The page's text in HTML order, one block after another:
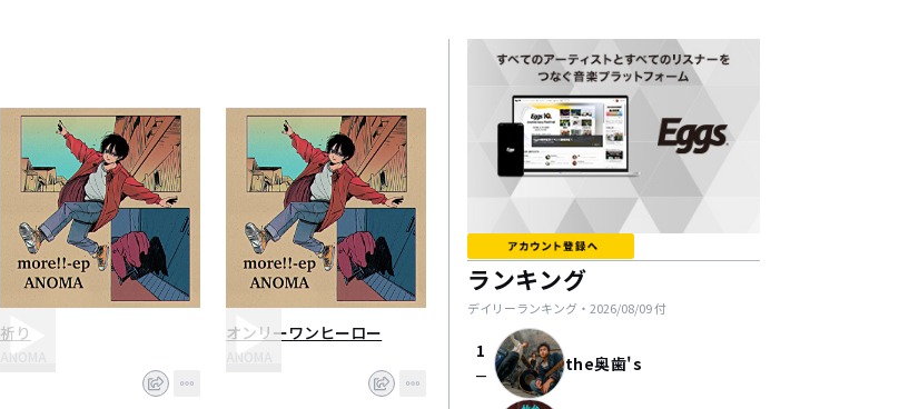
祈り
ANOMA
オンリーワンヒーロー
ANOMA
ランキング
デイリーランキング・ 2026/08/09付
1
check_indeterminate_small the奥歯's